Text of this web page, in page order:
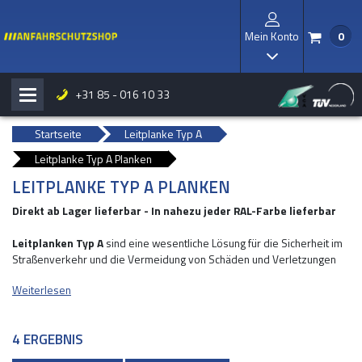
Mein Konto
I
/ 0
H b +31 85 - 016 10 33
Startseite
Leitplanke Typ A
Leitplanke Typ A Planken
LEITPLANKE TYP A PLANKEN
Direkt ab Lager lieferbar - In nahezu jeder RAL-Farbe lieferbar
Leitplanken Typ Asind eine wesentliche Lösung für die Sicherheit im
Straßenverkehr und die Vermeidung von Schäden und Verletzungen
werden als wirksame Barrieren entlang von Straßen, Parkplätzen und
bei Kollisionen.
Weiterlesen
4 ERGEBNIS